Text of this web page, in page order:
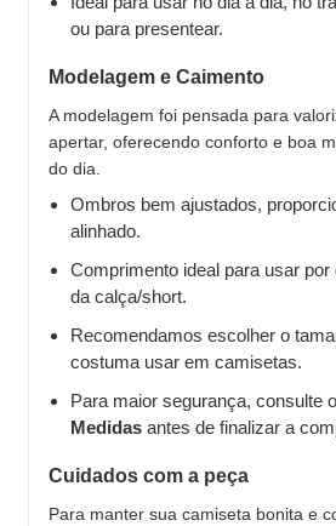
ou para presentear.
Modelagem e Caimento
A modelagem foi pensada para
apertar, oferecendo conforto e boa
do dia.
Ombros bem ajustados,
alinhado.
Comprimento ideal para usar por
da calça/short.
Recomendamos escolher o
costuma usar em camisetas.
Para maior segurança, consulte
Medidas antes de finalizar a
Cuidados com a peça
Para manter sua camiseta bonita e